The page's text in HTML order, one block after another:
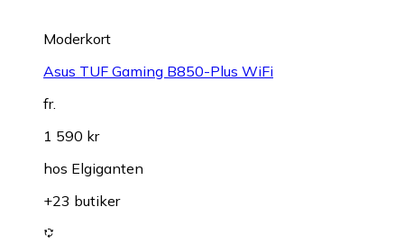
Moderkort
Asus TUF Gaming B850-Plus WiFi
fr.
1 590 kr
hos Elgiganten
+23 butiker